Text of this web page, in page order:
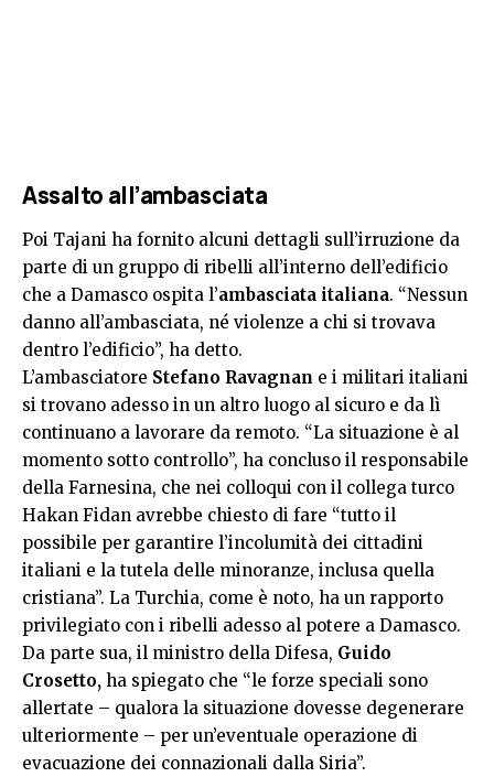
Assalto all’ambasciata
Poi Tajani ha fornito alcuni dettagli sull’irruzione da
parte di un gruppo di ribelli all’interno dell’edificio
che a Damasco ospita l’ambasciata italiana. “Nessun
danno all’ambasciata, né violenze a chi si trovava
dentro l’edificio”, ha detto.
L’ambasciatore Stefano Ravagnan e i militari italiani
si trovano adesso in un altro luogo al sicuro e da lì
continuano a lavorare da remoto. “La situazione è al
momento sotto controllo”, ha concluso il responsabile
della Farnesina, che nei colloqui con il collega turco
Hakan Fidan avrebbe chiesto di fare “tutto il
possibile per garantire l’incolumità dei cittadini
italiani e la tutela delle minoranze, inclusa quella
cristiana”. La Turchia, come è noto, ha un rapporto
privilegiato con i ribelli adesso al potere a Damasco.
Da parte sua, il ministro della Difesa, Guido
Crosetto, ha spiegato che “le forze speciali sono
allertate – qualora la situazione dovesse degenerare
ulteriormente – per un’eventuale operazione di
evacuazione dei connazionali dalla Siria”.